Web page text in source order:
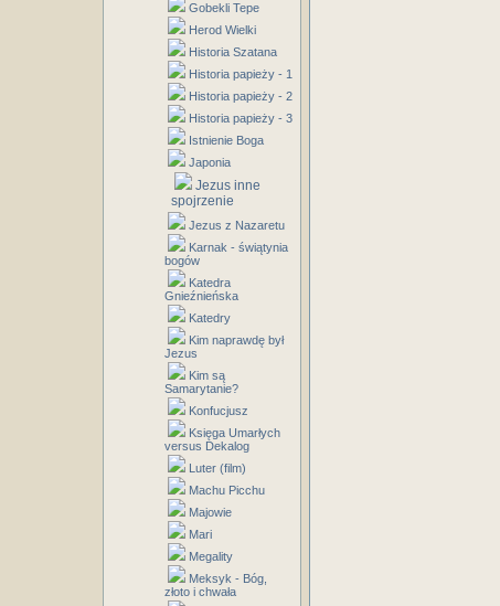
Gobekli Tepe
Herod Wielki
Historia Szatana
Historia papieży - 1
Historia papieży - 2
Historia papieży - 3
Istnienie Boga
Japonia
Jezus inne
spojrzenie
Jezus z Nazaretu
Karnak - świątynia
bogów
Katedra
Gnieźnieńska
Katedry
Kim naprawdę był
Jezus
Kim są
Samarytanie?
Konfucjusz
Księga Umarłych
versus Dekalog
Luter (film)
Machu Picchu
Majowie
Mari
Megality
Meksyk - Bóg,
złoto i chwała